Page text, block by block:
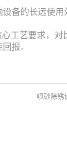
备的长远使用
工艺要求，
报。
喷砂除锈